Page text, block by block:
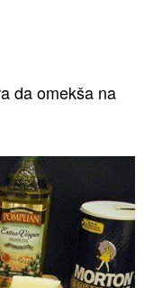
da omekša na